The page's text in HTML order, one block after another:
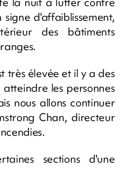
d'affaiblissement,
des bâtiments
très élevée et il y a des
les personnes
nous allons continuer
Chan, directeur
sections d'une